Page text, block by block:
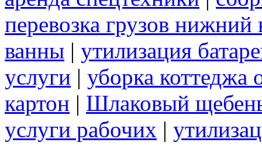
перевозка грузов нижний
ванны | утилизация
услуги | уборка коттеджа
картон | Шлаковый
услуги рабочих |